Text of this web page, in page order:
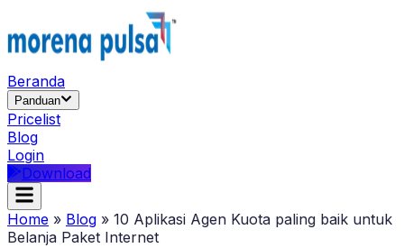
Beranda
Panduan
Pricelist
Blog
Login
Download
Home » Blog » 10 Aplikasi Agen Kuota paling baik untuk
Belanja Paket Internet